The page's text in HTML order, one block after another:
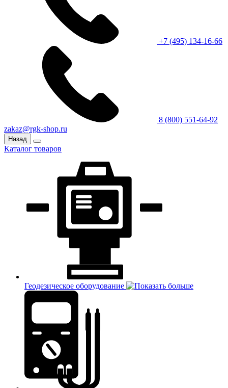
+7 (495) 134-16-66
8 (800) 551-64-92
zakaz@rgk-shop.ru
Назад
Каталог товаров
Геодезическое оборудование